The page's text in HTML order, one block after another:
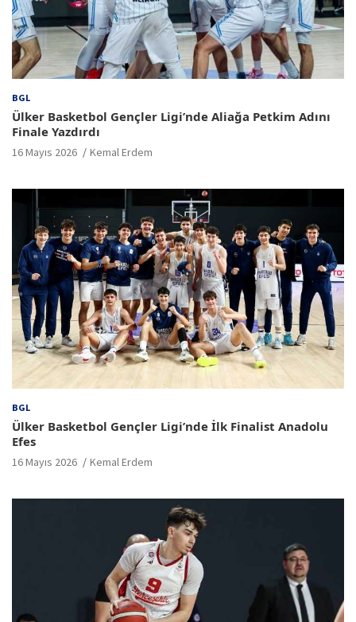
BGL
Ülker Basketbol Gençler Ligi’nde Aliağa Petkim Adını
Finale Yazdırdı
16 Mayıs 2026 Kemal Erdem
BGL
Ülker Basketbol Gençler Ligi’nde İlk Finalist Anadolu
Efes
16 Mayıs 2026 Kemal Erdem